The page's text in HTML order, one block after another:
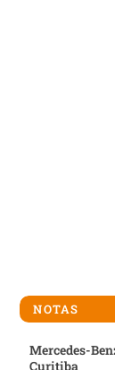
NOTAS
Mercedes-
Curitiba